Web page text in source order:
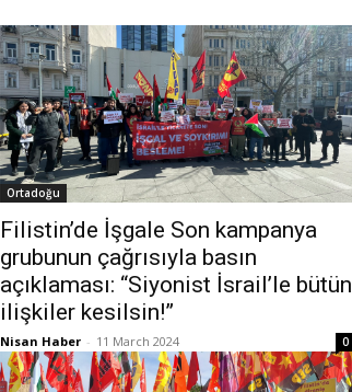
Ortadoğu
Filistin’de İşgale Son kampanya
grubunun çağrısıyla basın
açıklaması: “Siyonist İsrail’le bütün
ilişkiler kesilsin!”
Nisan Haber - 11 March 2024 0